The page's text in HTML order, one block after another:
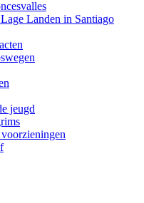
Landen in Santiago
jeugd